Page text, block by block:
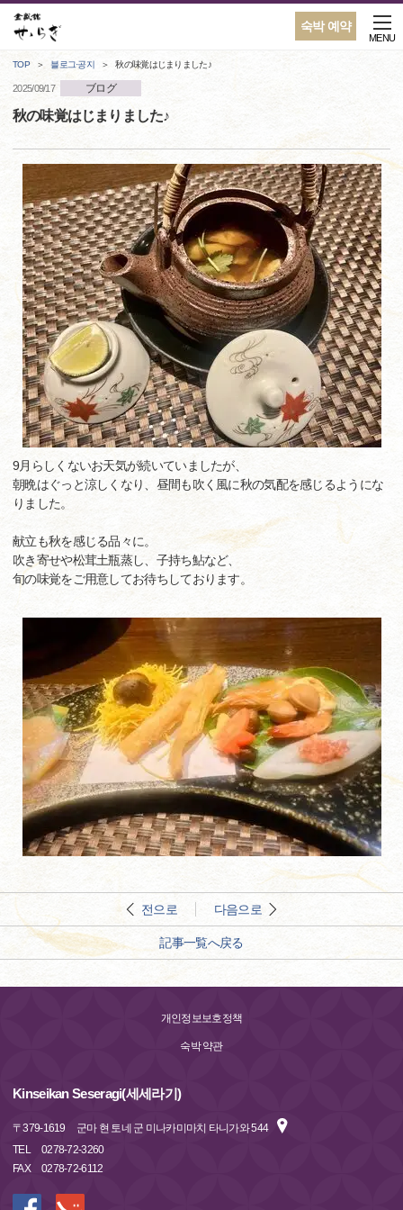
숙박 예약
MENU
TOP 블로그·공지 秋の味覚はじまりました♪
2025/09/17 ブログ
秋の味覚はじまりました♪
9月らしくないお天気が続いていましたが、
朝晩はぐっと涼しくなり、昼間も吹く風に秋の気配を感じるようにな
りました。
献立も秋を感じる品々に。
吹き寄せや松茸土瓶蒸し、子持ち鮎など、
旬の味覚をご用意してお待ちしております。
전으로 다음으로
記事一覧へ戻る
개인정보보호정책
숙박 약관
Kinseikan Seseragi(세세라기)
〒379-1619
군마 현 토네 군 미나카미마치 타니가와 544
TEL
0278-72-3260
FAX
0278-72-6112